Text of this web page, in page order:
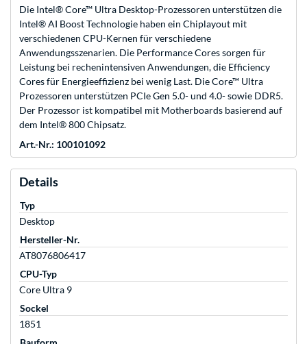
Die Intel® Core™ Ultra Desktop-Prozessoren unterstützen die
Intel® AI Boost Technologie haben ein Chiplayout mit
verschiedenen CPU-Kernen für verschiedene
Anwendungsszenarien. Die Performance Cores sorgen für
Leistung bei rechenintensiven Anwendungen, die Efficiency
Cores für Energieeffizienz bei wenig Last. Die Core™ Ultra
Prozessoren unterstützen PCIe Gen 5.0- und 4.0- sowie DDR5.
Der Prozessor ist kompatibel mit Motherboards basierend auf
dem Intel® 800 Chipsatz.
Art.-Nr.: 100101092
Details
Typ
Desktop
Hersteller-Nr.
AT8076806417
CPU-Typ
Core Ultra 9
Sockel
1851